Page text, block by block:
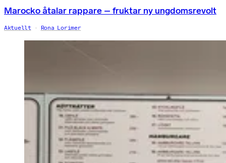
Marocko åtalar rappare – fruktar ny ungdomsrevolt
Aktuellt Rona Lorimer